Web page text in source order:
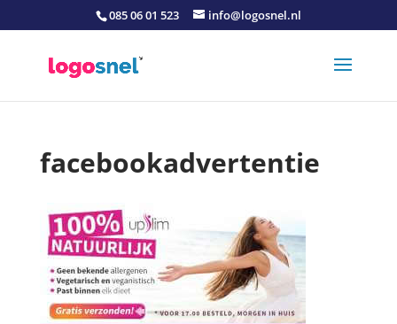
085 06 01 523 info@logosnel.nl
facebookadvertentie